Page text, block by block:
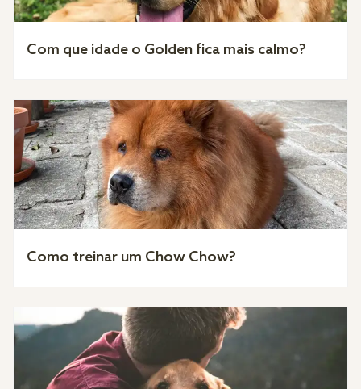
Com que idade o Golden fica mais calmo?
Como treinar um Chow Chow?